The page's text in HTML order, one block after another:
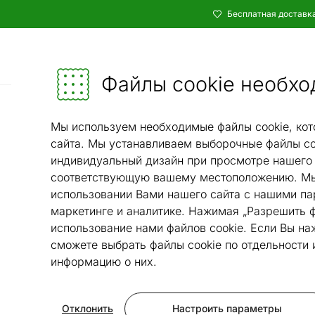
Файлы cookie
Мы используем необходимые файлы cookie,
сайта. Мы устанавливаем выборочные файлы
индивидуальный дизайн при просмотре
соответствующую вашему местоположению.
использовании Вами нашего сайта с нашими
маркетинге и аналитике. Нажимая „Разрешить
использование нами файлов cookie. Если Вы
сможете выбрать файлы cookie по отдельности
информацию о них.
Настроить параметры
Отклонить
Бесплатная
Мебель и убранство - ON24